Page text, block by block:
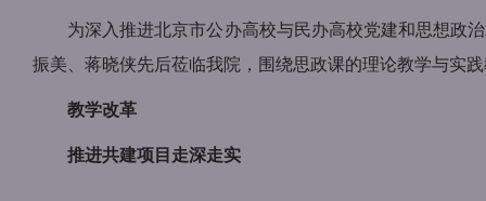
为深入推进北京市公办高校与民办高校党建和思想政
振美、蒋晓侠先后莅临我院，围绕思政课的理论教学与实
教学改革
推进共建项目走深走实